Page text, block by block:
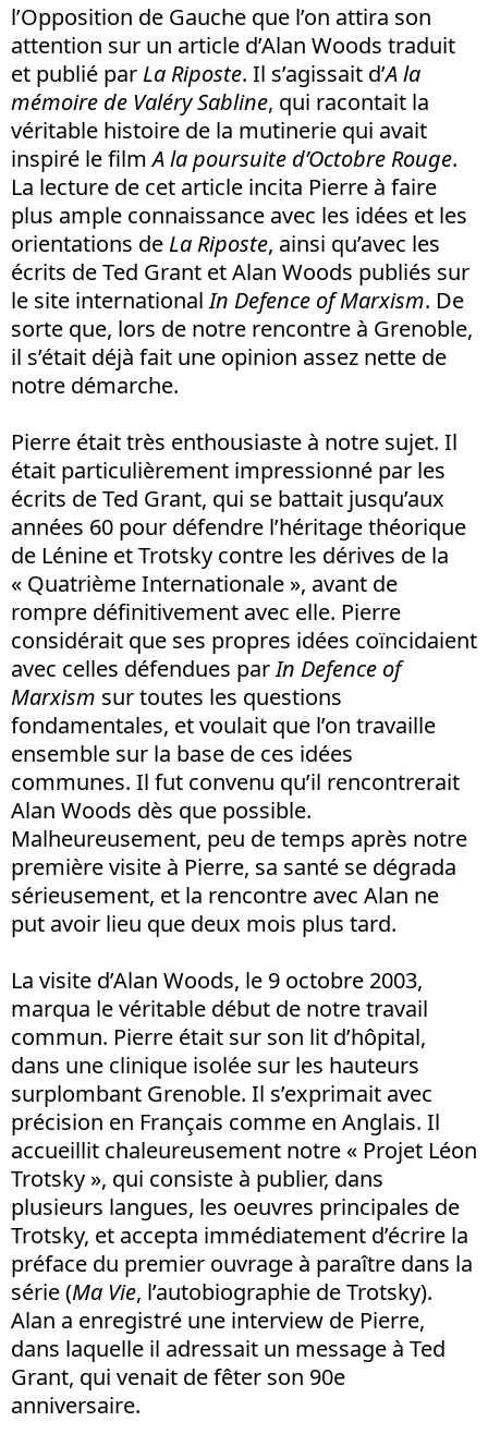
l’Opposition de Gauche que l’on attira son
attention sur un article d’Alan Woods traduit
et publié par La Riposte. Il s’agissait d’A la
mémoire de Valéry Sabline, qui racontait la
véritable histoire de la mutinerie qui avait
inspiré le filmA la poursuite d’Octobre Rouge.
La lecture de cet article incita Pierre à faire
plus ample connaissance avec les idées et les
orientations de La Riposte, ainsi qu’avec les
écrits de Ted Grant et Alan Woods publiés sur
le site internationalIn Defence of Marxism. De
sorte que, lors de notre rencontre à Grenoble,
il s’était déjà fait une opinion assez nette de
notre démarche.
Pierre était très enthousiaste à notre sujet. Il
était particulièrement impressionné par les
écrits de Ted Grant, qui se battait jusqu’aux
années 60 pour défendre l’héritage théorique
de Lénine et Trotsky contre les dérives de la
« Quatrième Internationale », avant de
rompre définitivement avec elle. Pierre
considérait que ses propres idées coïncidaient
avec celles défendues parIn Defence of
Marxism sur toutes les questions
fondamentales, et voulait que l’on travaille
ensemble sur la base de ces idées
communes. Il fut convenu qu’il rencontrerait
Alan Woods dès que possible.
Malheureusement, peu de temps après notre
première visite à Pierre, sa santé se dégrada
sérieusement, et la rencontre avec Alan ne
put avoir lieu que deux mois plus tard.
La visite d’Alan Woods, le 9 octobre 2003,
marqua le véritable début de notre travail
commun. Pierre était sur son lit d’hôpital,
dans une clinique isolée sur les hauteurs
surplombant Grenoble. Il s’exprimait avec
précision en Français comme en Anglais. Il
accueillit chaleureusement notre « Projet Léon
Trotsky », qui consiste à publier, dans
plusieurs langues, les oeuvres principales de
Trotsky, et accepta immédiatement d’écrire la
préface du premier ouvrage à paraître dans la
série (Ma Vie, l’autobiographie de Trotsky).
Alan a enregistré une interview de Pierre,
dans laquelle il adressait un message à Ted
Grant, qui venait de fêter son 90e
anniversaire.